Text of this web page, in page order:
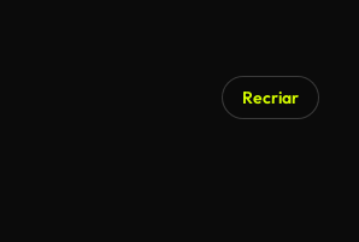
Recriar